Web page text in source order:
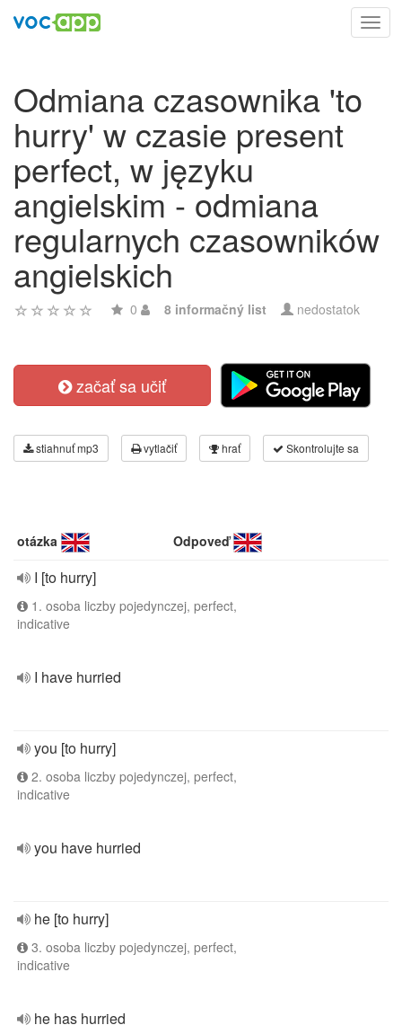
Odmiana czasownika 'to
hurry' w czasie present
perfect, w języku
angielskim - odmiana
regularnych czasowników
angielskich
0 8 informačný list nedostatok
začať sa učiť
stiahnuť mp3 vytlačiť hrať Skontrolujte sa
otázka Odpoveď
I [to hurry]
1. osoba liczby pojedynczej, perfect,
indicative
I have hurried
you [to hurry]
2. osoba liczby pojedynczej, perfect,
indicative
you have hurried
he [to hurry]
3. osoba liczby pojedynczej, perfect,
indicative
he has hurried